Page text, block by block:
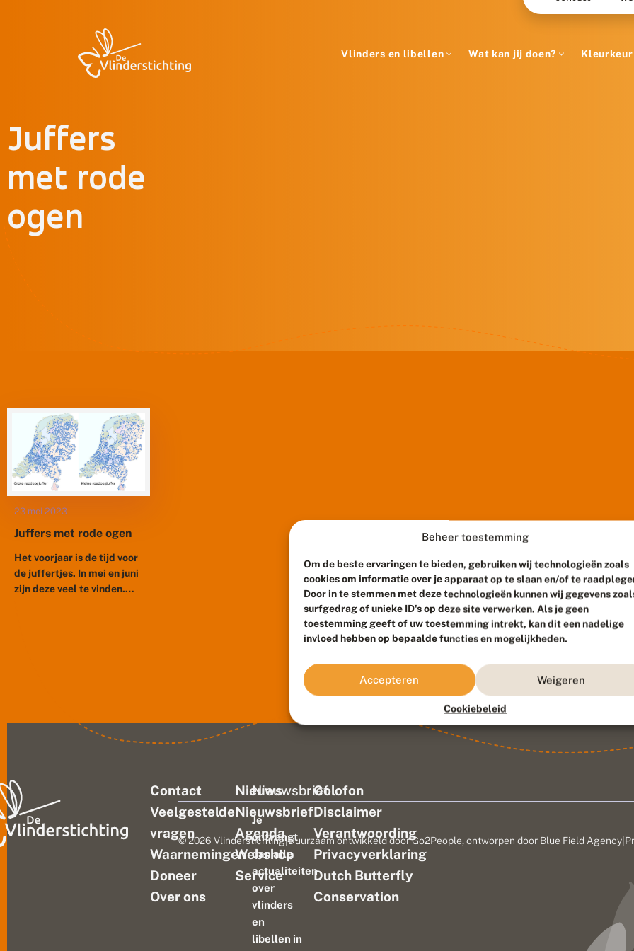
Beheer toestemming
Om de beste ervaringen te bieden, gebruiken wij technologieën zoals
cookies om informatie over je apparaat op te slaan en/of te
Door in te stemmen met deze technologieën kunnen wij gegevens
surfgedrag of unieke ID's op deze site verwerken. Als je geen
toestemming geeft of uw toestemming intrekt, kan dit een nadelige
invloed hebben op bepaalde functies en mogelijkheden.
Accepteren Weigeren
Cookiebeleid
Vlinders en libellen Wat kan jij doen? Kleurkeur
Juffers
met rode
ogen
23 mei 2023
Juffers met rode ogen
Het voorjaar is de tijd voor
de juffertjes. In mei en juni
zijn deze veel te vinden.
Contact
Veelgestelde
vragen
Waarnemingen
Doneer
Over ons
Nieuws
Nieuwsbrief
Agenda
Webshop
Service
Colofon
Disclaimer
Verantwoording
Privacyverklaring
Dutch Butterfly
Conservation
Nieuwsbrief
Je
ontvangt
dan alle
actualiteiten
over
vlinders
en
libellen in
© 2026 Vlinderstichting|Duurzaam ontwikkeld doorGo2People, ontworpen door Blue Field Agency